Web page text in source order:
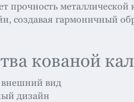
прочность металлической
создавая гармоничный
кованой
вид
дизайн